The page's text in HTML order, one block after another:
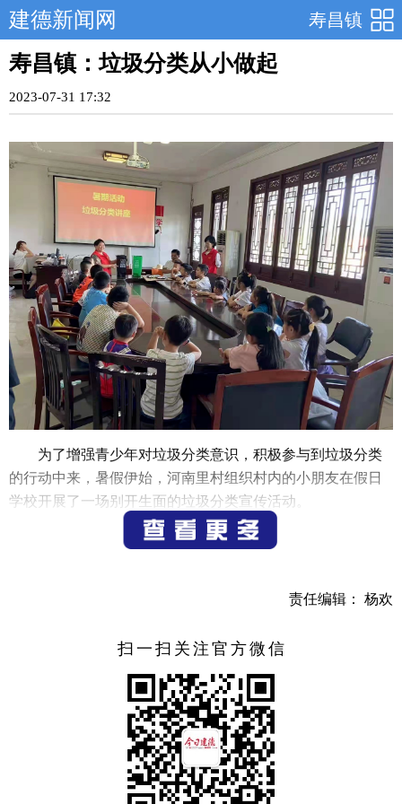
寿昌镇
建德新闻网
寿昌镇：垃圾分类从小做起
2023-07-31 17:32
为了增强青少年对垃圾分类意识，积极参与到垃圾分类
的行动中来，暑假伊始，河南里村组织村内的小朋友在假日
学校开展了一场别开生面的垃圾分类宣传活动。
活动中，河南里村垃圾分类专管员王巧园通过生动形象
们听得非常认真，在随后的生活垃圾知识竞答中，踊跃发
应的垃圾，在快乐的气氛中，进一步提高了小朋友们对垃圾
分类的认识，培养了小朋友环境保护的意识。
接下来的假日学校活动还将陆续推出，垃圾分类手抄报
比赛，我是垃圾分类宣讲员演讲活动，引导小朋友们从小养
成垃圾分类的好习惯。
责任编辑： 杨欢
扫一扫关注官方微信